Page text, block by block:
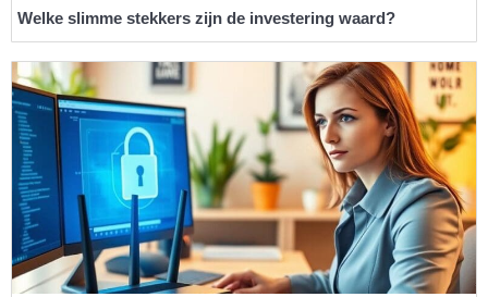
Welke slimme stekkers zijn de investering waard?